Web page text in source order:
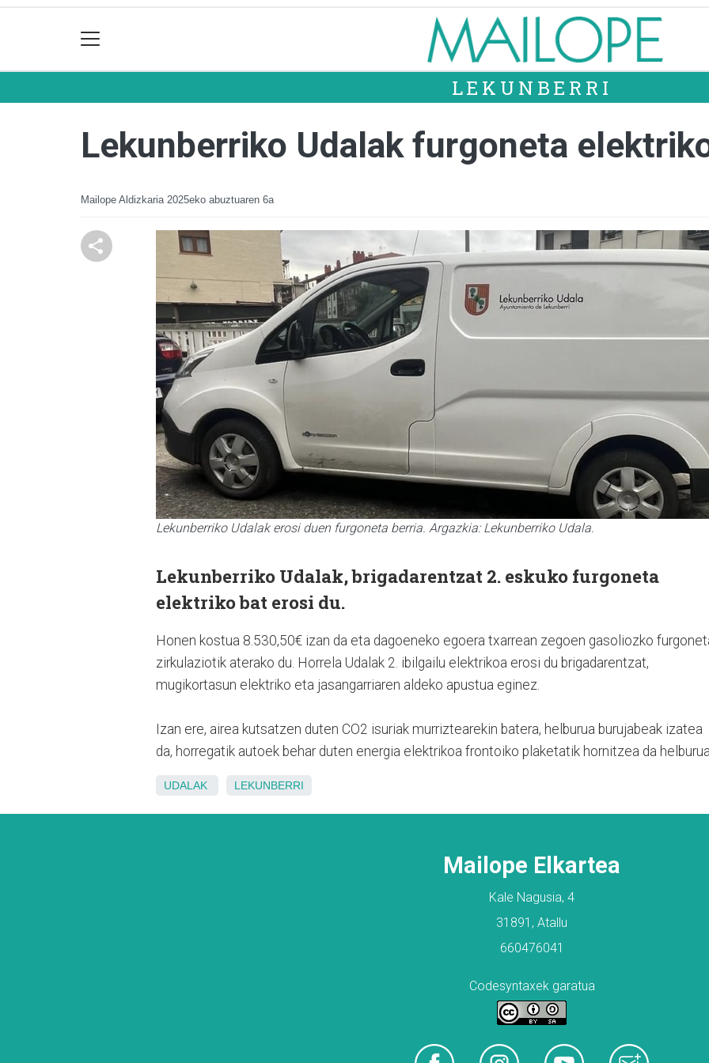
LEKUNBERRI
Lekunberriko Udalak furgoneta
Mailope Aldizkaria 2025eko abuztuaren 6a
Lekunberriko Udalak erosi duen furgoneta berria. Argazkia: Lekunberriko Udala.
Lekunberriko Udalak, brigadarentzat 2. eskuko furgoneta
elektriko bat erosi du.
Honen kostua 8.530,50€ izan da eta dagoeneko egoera txarrean zegoen gasoliozko
zirkulaziotik aterako du. Horrela Udalak 2. ibilgailu elektrikoa erosi du brigadarentzat,
mugikortasun elektriko eta jasangarriaren aldeko apustua eginez.
Izan ere, airea kutsatzen duten CO2 isuriak murriztearekin batera, helburua burujabeak izatea
da, horregatik autoek behar duten energia elektrikoa frontoiko plaketatik hornitzea da
UDALAK LEKUNBERRI
Mailope Elkartea
Kale Nagusia, 4
31891, Atallu
660476041
Codesyntaxek garatua